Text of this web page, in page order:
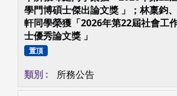
學門博碩士傑出論文獎 」；林稟鈞
軒同學榮獲「2026年第22屆社會工
士優秀論文獎 」
置頂
所務公告